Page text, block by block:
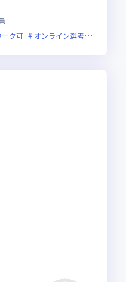
ーク可 オンライン選考可